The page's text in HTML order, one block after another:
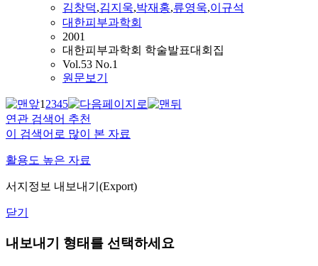
김창덕,김지욱,박재홍,류영욱,이규석
대한피부과학회
2001
대한피부과학회 학술발표대회집
Vol.53 No.1
원문보기
12345
연관 검색어 추천
이 검색어로 많이 본 자료
활용도 높은 자료
서지정보 내보내기(Export)
닫기
내보내기 형태를 선택하세요